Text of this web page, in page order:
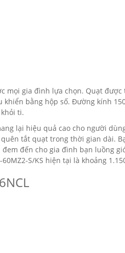
mọi gia đình lựa chọn. Quạt
bằng hộp số. Đường kính
ti.
lại hiệu quả cao cho người
tắt quạt trong thời gian dài.
đến cho gia đình bạn luồng
S/KS hiện tại là khoảng